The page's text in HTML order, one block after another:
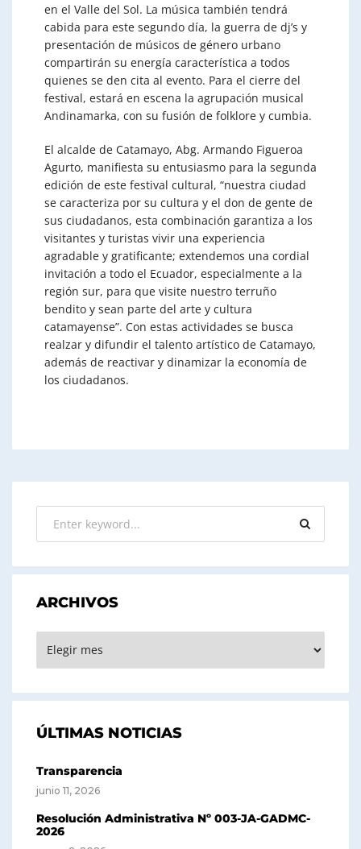
en el Valle del Sol. La música también tendrá
cabida para este segundo día, la guerra de dj’s y
presentación de músicos de género urbano
compartirán su energía característica a todos
quienes se den cita al evento. Para el cierre del
festival, estará en escena la agrupación musical
Andinamarka, con su fusión de folklore y cumbia.
El alcalde de Catamayo, Abg. Armando Figueroa
Agurto, manifiesta su entusiasmo para la segunda
edición de este festival cultural, “nuestra ciudad
se caracteriza por su cultura y el don de gente de
sus ciudadanos, esta combinación garantiza a los
visitantes y turistas vivir una experiencia
agradable y gratificante; extendemos una cordial
invitación a todo el Ecuador, especialmente a la
región sur, para que visite nuestro terruño
bendito y sean parte del arte y cultura
catamayense”. Con estas actividades se busca
realzar y difundir el talento artístico de Catamayo,
además de reactivar y dinamizar la economía de
los ciudadanos.
ARCHIVOS
ÚLTIMAS NOTICIAS
Transparencia
junio 11, 2026
Resolución Administrativa Nº 003-JA-GADMC-
2026